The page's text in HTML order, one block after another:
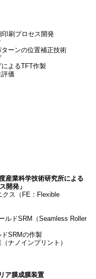
プロセス開発
の位置補正技術
るTFT作製
価
業科学技術研究所による
開発」
（FE：Flexible
SRM（Seamless Roller
の作製
インプリント）
ア膜成膜装置